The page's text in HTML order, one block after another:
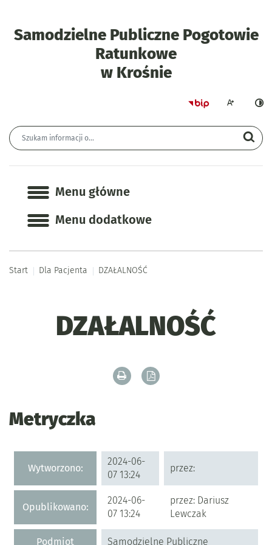
Samodzielne Publiczne Pogotowie
Ratunkowe
w Krośnie-
StronaWiększa
Wyszukiwarka
Menu główne
Menu główne
Menu dodatkowe
Start Dla Pacjenta DZAŁALNOŚĆ
DZAŁALNOŚĆ
Drukuj zawartość bieżącej strony
Zapisz tekst bieżącej
Metryczka
Metryczka
Wytworzono:
2024-06-
07 13:24
przez:
Opublikowano:
2024-06-
07 13:24
przez: Dariusz
Lewczak
Podmiot
Samodzielne Publiczne